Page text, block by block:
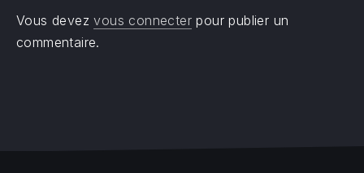
Vous devezvous connecter pour publier un
commentaire.